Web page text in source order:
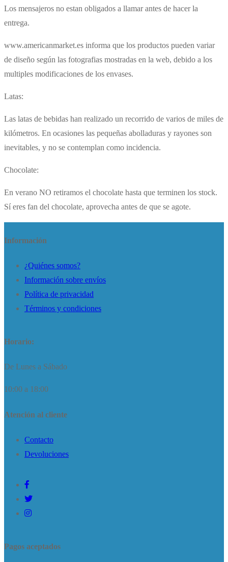
Los mensajeros no estan obligados a llamar antes de hacer la
entrega.
www.americanmarket.es informa que los productos pueden variar
de diseño según las fotografias mostradas en la web, debido a los
multiples modificaciones de los envases.
Latas:
Las latas de bebidas han realizado un recorrido de varios de miles de
kilómetros. En ocasiones las pequeñas abolladuras y rayones son
inevitables, y no se contemplan como incidencia.
Chocolate:
En verano NO retiramos el chocolate hasta que terminen los stock.
Sí eres fan del chocolate, aprovecha antes de que se agote.
Información
¿Quiénes somos?
Información sobre envíos
Política de privacidad
Términos y condiciones
Horario:
De Lunes a Sábado
10:00 a 18:00
Atención al cliente
Contacto
Devoluciones
Pagos aceptados